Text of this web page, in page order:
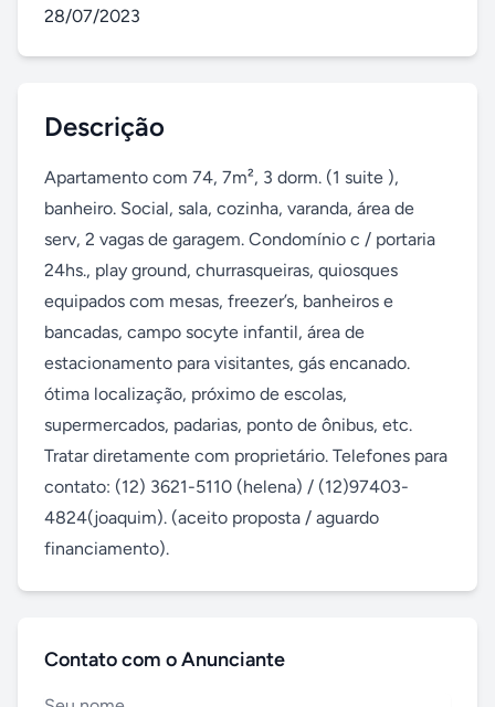
28/07/2023
Descrição
Apartamento com 74, 7m², 3 dorm. (1 suite ),
banheiro. Social, sala, cozinha, varanda, área de
serv, 2 vagas de garagem. Condomínio c / portaria
24hs., play ground, churrasqueiras, quiosques
equipados com mesas, freezer’s, banheiros e
bancadas, campo socyte infantil, área de
estacionamento para visitantes, gás encanado.
ótima localização, próximo de escolas,
supermercados, padarias, ponto de ônibus, etc.
Tratar diretamente com proprietário. Telefones para
contato: (12) 3621-5110 (helena) / (12)97403-
4824(joaquim). (aceito proposta / aguardo
financiamento).
Contato com o Anunciante